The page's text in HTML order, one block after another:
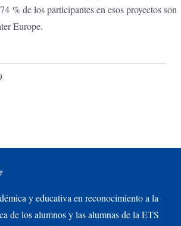
% de los participantes en esos proyectos son
Europe.
y educativa en reconocimiento a la
de los alumnos y las alumnas de la ETS